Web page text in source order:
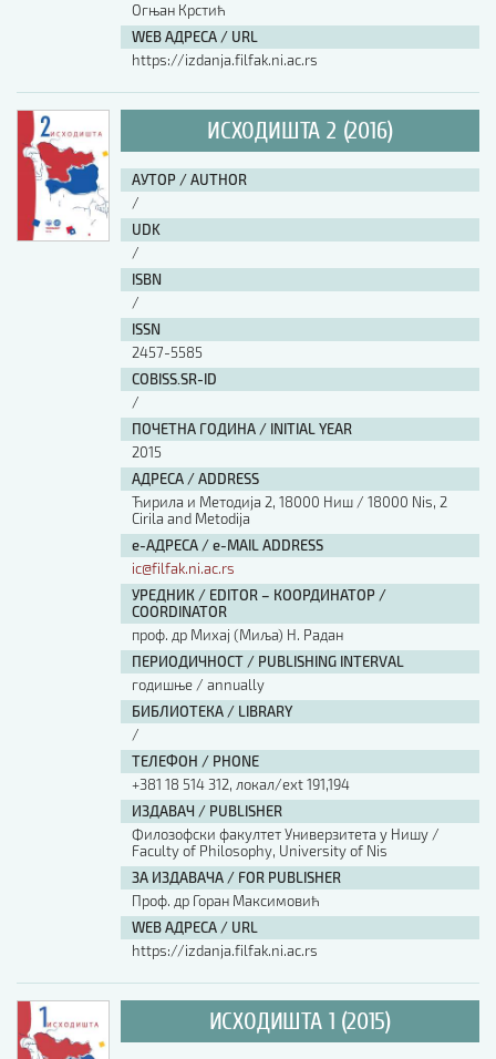
Огњан Крстић
WEB АДРЕСА / URL
https://izdanja.filfak.ni.ac.rs
ИСХОДИШТА 2 (2016)
АУТОР / AUTHOR
/
UDK
/
ISBN
/
ISSN
2457-5585
COBISS.SR-ID
/
ПОЧЕТНА ГОДИНА / INITIAL YEAR
2015
АДРЕСА / ADDRESS
Ћирила и Методија 2, 18000 Ниш / 18000 Nis, 2
Cirila and Metodija
е-АДРЕСА / e-MAIL ADDRESS
ic@filfak.ni.ac.rs
УРЕДНИК / EDITOR – КООРДИНАТОР /
COORDINATOR
проф. др Михај (Миља) Н. Радан
ПЕРИОДИЧНОСТ / PUBLISHING INTERVAL
годишње / annually
БИБЛИОТЕКА / LIBRARY
/
ТЕЛЕФОН / PHONE
+381 18 514 312, локал/ext 191,194
ИЗДАВАЧ / PUBLISHER
Филозофски факултет Универзитета у Нишу /
Faculty of Philosophy, University of Nis
ЗА ИЗДАВАЧА / FOR PUBLISHER
Проф. др Горан Максимовић
WEB АДРЕСА / URL
https://izdanja.filfak.ni.ac.rs
ИСХОДИШТА 1 (2015)